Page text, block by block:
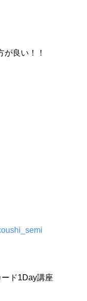
良い！！
ド1Day講座